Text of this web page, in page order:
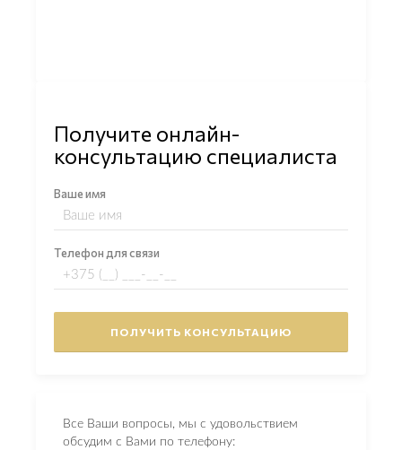
Получите онлайн-
консультацию специалиста
Ваше имя
Телефон для связи
Все Ваши вопросы, мы с удовольствием
обсудим с Вами по телефону: